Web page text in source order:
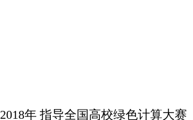
2018年 指导全国高校绿色计算大赛